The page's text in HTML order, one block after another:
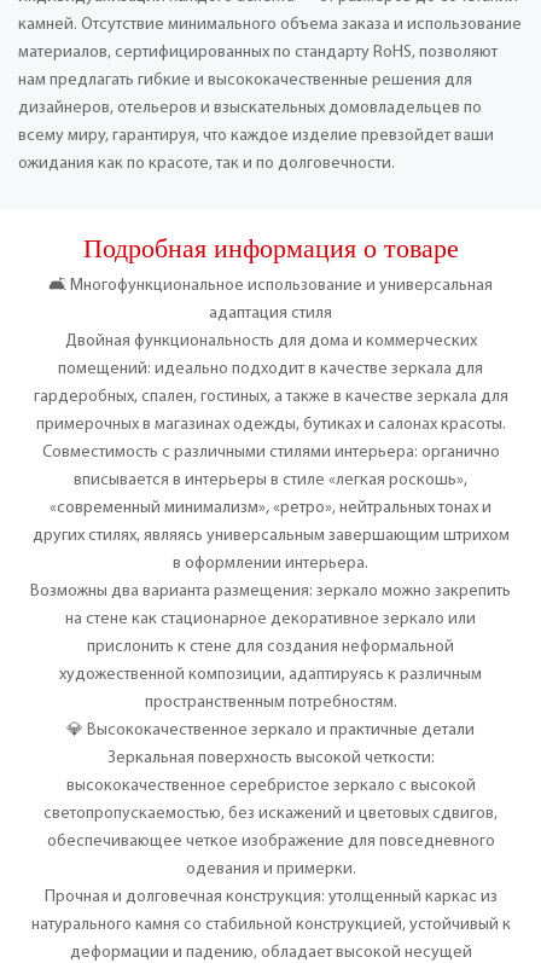
камней. Отсутствие минимального объема заказа и использование
материалов, сертифицированных по стандарту RoHS, позволяют
нам предлагать гибкие и высококачественные решения для
дизайнеров, отельеров и взыскательных домовладельцев по
всему миру, гарантируя, что каждое изделие превзойдет ваши
ожидания как по красоте, так и по долговечности.
Подробная информация о товаре
🛋️ Многофункциональное использование и универсальная
адаптация стиля
Двойная функциональность для дома и коммерческих
помещений: идеально подходит в качестве зеркала для
гардеробных, спален, гостиных, а также в качестве зеркала для
примерочных в магазинах одежды, бутиках и салонах красоты.
Совместимость с различными стилями интерьера: органично
вписывается в интерьеры в стиле «легкая роскошь»,
«современный минимализм», «ретро», нейтральных тонах и
других стилях, являясь универсальным завершающим штрихом
в оформлении интерьера.
Возможны два варианта размещения: зеркало можно закрепить
на стене как стационарное декоративное зеркало или
прислонить к стене для создания неформальной
художественной композиции, адаптируясь к различным
пространственным потребностям.
💎 Высококачественное зеркало и практичные детали
Зеркальная поверхность высокой четкости:
высококачественное серебристое зеркало с высокой
светопропускаемостью, без искажений и цветовых сдвигов,
обеспечивающее четкое изображение для повседневного
одевания и примерки.
Прочная и долговечная конструкция: утолщенный каркас из
натурального камня со стабильной конструкцией, устойчивый к
деформации и падению, обладает высокой несущей